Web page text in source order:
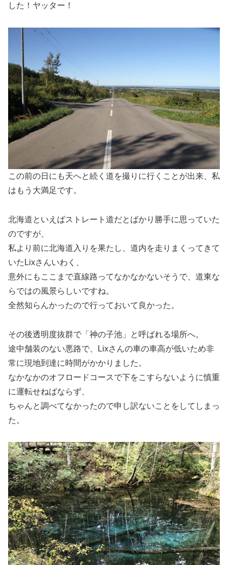
した！ヤッター！
この前の日にも天へと続く道を撮りに行くことが出来、私
はもう大満足です。
北海道といえばストレート道だとばかり勝手に思っていた
のですが、
私より前に北海道入りを果たし、道内を走りまくってきて
いたLixさんいわく、
意外にもここまで直線路ってなかなかないそうで、道東な
らではの風景らしいですね。
全然知らんかったので行っておいて良かった。
その後透明度抜群で「神の子池」と呼ばれる場所へ。
途中舗装のない悪路で、Lixさんの車の車高が低いため非
常に現地到達に時間がかかりました。
なかなかのオフロードコースで下をこすらないように慎重
に運転せねばならず、
ちゃんと調べてなかったので申し訳ないことをしてしまっ
た。